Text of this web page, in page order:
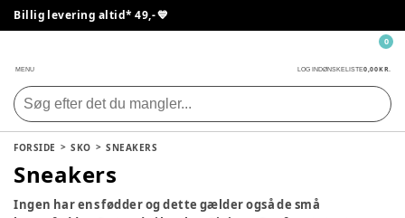
Billig levering altid* 49,- 💙
MENU LOG INDØNSKELISTE0,00 KR.
0
FORSIDE SKO SNEAKERS
Sneakers
Ingen har ens fødder og dette gælder også de små